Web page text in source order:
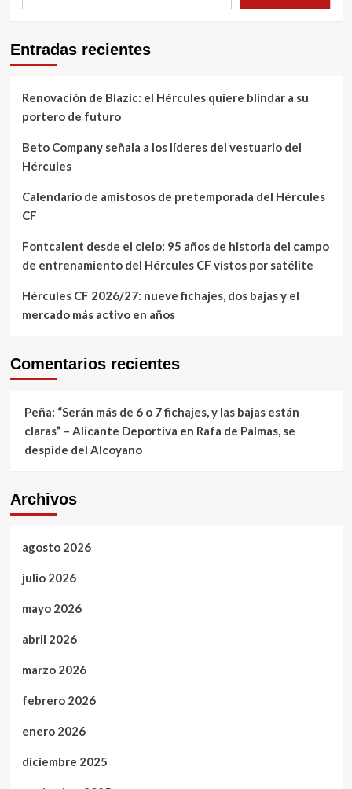
Entradas recientes
Renovación de Blazic: el Hércules quiere blindar a su
portero de futuro
Beto Company señala a los líderes del vestuario del
Hércules
Calendario de amistosos de pretemporada del Hércules
CF
Fontcalent desde el cielo: 95 años de historia del campo
de entrenamiento del Hércules CF vistos por satélite
Hércules CF 2026/27: nueve fichajes, dos bajas y el
mercado más activo en años
Comentarios recientes
Peña: “Serán más de 6 o 7 fichajes, y las bajas están
claras” – Alicante Deportiva en Rafa de Palmas, se
despide del Alcoyano
Archivos
agosto 2026
julio 2026
mayo 2026
abril 2026
marzo 2026
febrero 2026
enero 2026
diciembre 2025